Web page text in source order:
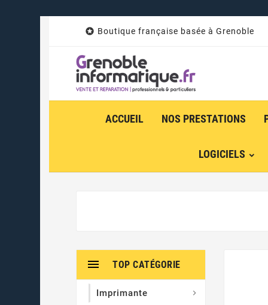
 Boutique française basée à Grenoble
ACCUEIL NOS PRESTATIONS
LOGICIELS
TOP CATÉGORIE

Imprimante 